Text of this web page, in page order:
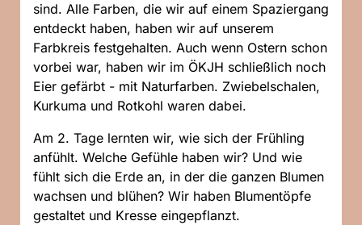
sind. Alle Farben, die wir auf einem Spaziergang
entdeckt haben, haben wir auf unserem
Farbkreis festgehalten. Auch wenn Ostern schon
vorbei war, haben wir im ÖKJH schließlich noch
Eier gefärbt - mit Naturfarben. Zwiebelschalen,
Kurkuma und Rotkohl waren dabei.
Am 2. Tage lernten wir, wie sich der Frühling
anfühlt. Welche Gefühle haben wir? Und wie
fühlt sich die Erde an, in der die ganzen Blumen
wachsen und blühen? Wir haben Blumentöpfe
gestaltet und Kresse eingepflanzt.